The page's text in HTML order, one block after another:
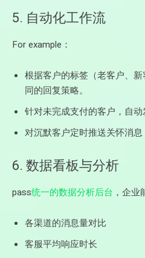
5. 自动化工作流
For example：
根据客户的标签（老客户、
同的回复策略。
针对未完成支付的客户，自动
对沉默客户定时推送关怀消息
6. 数据看板与分析
pass统一的数据分析后台 ，企业
各渠道的消息量对比
客服平均响应时长